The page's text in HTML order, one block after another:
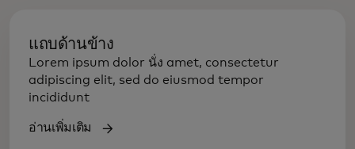
แถบด้านข้าง
Lorem ipsum dolor นั่ง amet, consectetur
adipiscing elit, sed do eiusmod tempor
incididunt
อ่านเพิ่มเติม